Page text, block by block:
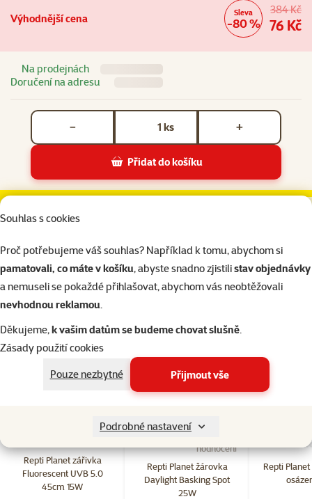
Souhlas s cookies
Proč potřebujeme váš souhlas? Například k tomu, abychom si
pamatovali, co máte v košíku, abyste snadno zjistilistav objednávky
a nemuseli se pokaždé přihlašovat, abychom vás neobtěžovali
nevhodnou reklamou.
Děkujeme,k vašim datům se budeme chovat slušně.
Zásady použití cookies
Pouze nezbytné
Přijmout vše
Podrobné nastavení
Výhodnější cena Sleva
-80 %
384 Kč
76 Kč
Na prodejnách
Doručení na adresu
ks
− +
Přidat do košíku
Výhodné balíčky
Na začátek stránky
Pro kompletní péči doporučujeme přikoupit
Často spolu kupujete
Kupte společně
Repti Planet zářivka
Fluorescent UVB 5.0
45cm 15W
Hodnocení 20%, počet hodnocení: 1
Repti Planet žárovka
Daylight Basking Spot
25W
Hodnocení 75%, počet
hodnocení
Repti